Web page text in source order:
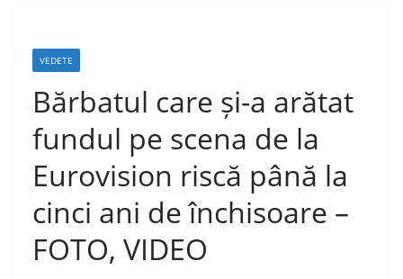
VEDETE
Bărbatul care și-a arătat
fundul pe scena de la
Eurovision riscă până la
cinci ani de închisoare –
FOTO, VIDEO